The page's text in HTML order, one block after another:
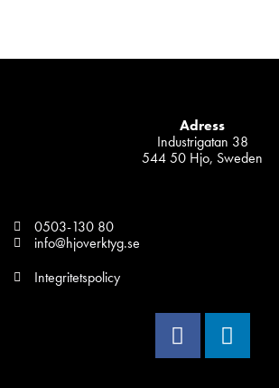
Adress
Industrigatan 38
544 50 Hjo, Sweden
0503-130 80
info@hjoverktyg.se
Integritetspolicy